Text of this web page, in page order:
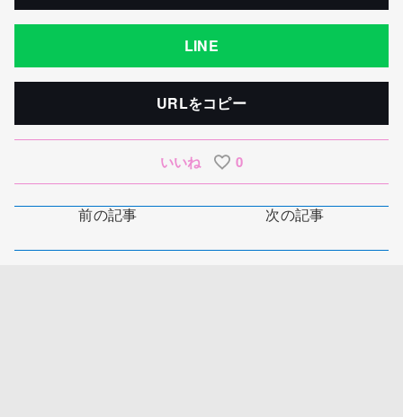
LINE
URLをコピー
いいね 0
前の記事 次の記事